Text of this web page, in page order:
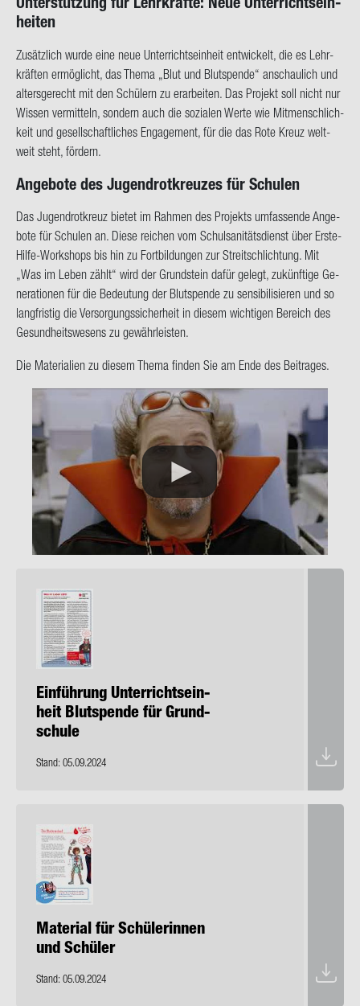
hei­ten
Zu­sätz­lich wurde eine neue Un­ter­richts­ein­heit ent­wi­ckelt, die es Lehr­
kräf­ten er­mög­licht, das Thema „Blut und Blut­spen­de“ an­schau­lich und
al­ters­ge­recht mit den Schü­lern zu er­ar­bei­ten. Das Pro­jekt soll nicht nur
Wis­sen ver­mit­teln, son­dern auch die so­zia­len Werte wie Mit­mensch­lich­
keit und ge­sell­schaft­li­ches En­ga­ge­ment, für die das Rote Kreuz welt­
weit steht, för­dern.
An­ge­bo­te des Ju­gend­rot­kreu­zes für Schu­len
Das Ju­gend­rot­kreuz bie­tet im Rah­men des Pro­jekts um­fas­sen­de An­ge­
bo­te für Schu­len an. Diese rei­chen vom Schul­sa­ni­täts­dienst über Erste-​
Hilfe-Workshops bis hin zu Fort­bil­dun­gen zur Streit­schlich­tung. Mit
„Was im Leben zählt“ wird der Grund­stein dafür ge­legt, zu­künf­ti­ge Ge­
nera­tio­nen für die Be­deu­tung der Blut­spen­de zu sen­si­bi­li­sie­ren und so
lang­fris­tig die Ver­sor­gungs­si­cher­heit in die­sem wich­ti­gen Be­reich des
Ge­sund­heits­we­sens zu ge­währ­leis­ten.
Die Ma­te­ria­li­en zu die­sem Thema fin­den Sie am Ende des Bei­tra­ges.
Ein­füh­rung Un­ter­richts­ein­
heit Blut­spen­de für Grund­
schu­le
Stand: 05.09.2024
Ma­te­ri­al für Schü­le­rin­nen
und Schü­ler
Stand: 05.09.2024